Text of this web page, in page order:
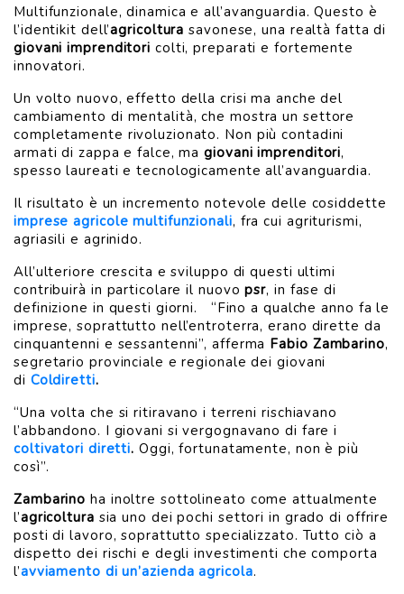
Multifunzionale, dinamica e all’avanguardia. Questo è
l’identikit dell’agricoltura savonese, una realtà fatta di
giovani imprenditori colti, preparati e fortemente
innovatori.
Un volto nuovo, effetto della crisi ma anche del
cambiamento di mentalità, che mostra un settore
completamente rivoluzionato. Non più contadini
armati di zappa e falce, magiovani imprenditori,
spesso laureati e tecnologicamente all’avanguardia.
Il risultato è un incremento notevole delle cosiddette
imprese agricole multifunzionali, fra cui agriturismi,
agriasili e agrinido.
All’ulteriore crescita e sviluppo di questi ultimi
contribuirà in particolare il nuovopsr, in fase di
definizione in questi giorni. “Fino a qualche anno fa le
imprese, soprattutto nell’entroterra, erano dirette da
cinquantenni e sessantenni”, afferma Fabio Zambarino,
segretario provinciale e regionale dei giovani
di Coldiretti.
“Una volta che si ritiravano i terreni rischiavano
l’abbandono. I giovani si vergognavano di fare i
coltivatori diretti. Oggi, fortunatamente, non è più
così”.
Zambarino ha inoltre sottolineato come attualmente
l’agricoltura sia uno dei pochi settori in grado di offrire
posti di lavoro, soprattutto specializzato. Tutto ciò a
dispetto dei rischi e degli investimenti che comporta
l’avviamento di un’azienda agricola.